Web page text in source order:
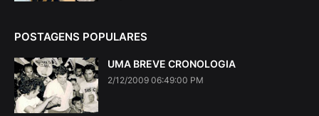
POSTAGENS POPULARES
UMA BREVE CRONOLOGIA
2/12/2009 06:49:00 PM